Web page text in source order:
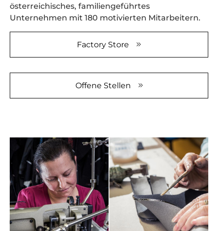
österreichisches, familiengeführtes
Unternehmen mit 180 motivierten Mitarbeitern.
Factory Store
Offene Stellen